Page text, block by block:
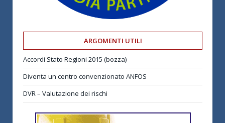
ARGOMENTI UTILI
Accordi Stato Regioni 2015 (bozza)
Diventa un centro convenzionato ANFOS
DVR – Valutazione dei rischi